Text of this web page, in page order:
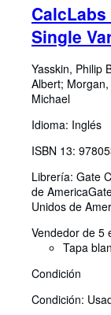
Single
Yasskin, Philip
Albert;
Michael
Idioma: Inglés
ISBN 13:
Librería: Gate
de America
Unidos de
Vendedor de 5
Tapa
Condición
Condición: